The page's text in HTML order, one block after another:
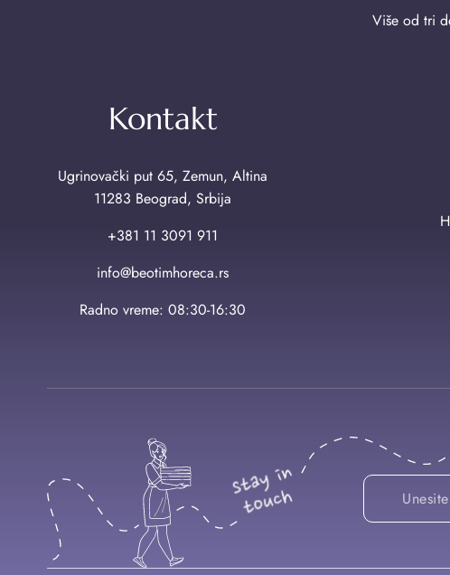
Više od tri
Kontakt
Ugrinovački put 65, Zemun, Altina
11283 Beograd, Srbija
+381 11 3091 911
info@beotimhoreca.rs
Radno vreme: 08:30-16:30